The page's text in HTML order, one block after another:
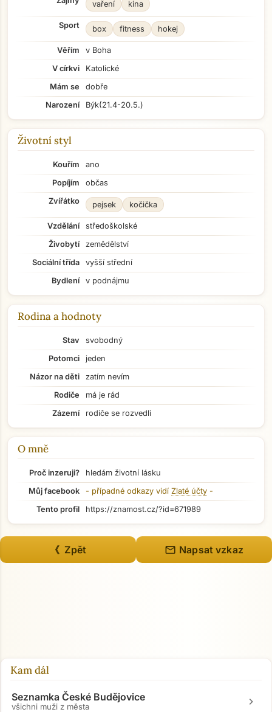
vaření kina
Sport box fitness hokej
Věřím
v Boha
V církvi
Katolické
Mám se
dobře
Narození
Býk(21.4-20.5.)
Životní styl
Kouřím
ano
Popíjím
občas
Zvířátko
pejsek kočička
Vzdělání
středoškolské
Živobytí
zemědělství
Sociální třída
vyšší střední
Bydlení
v podnájmu
Rodina a hodnoty
Stav
svobodný
Potomci
jeden
Názor na děti
zatím nevím
Rodiče
má je rád
Zázemí
rodiče se rozvedli
O mně
Proč inzeruji?
hledám životní lásku
Můj facebook
- případné odkazy vidí Zlaté účty -
Tento profil
https://znamost.cz/?id=671989
《 Zpět mail Napsat vzkaz
Kam dál
Seznamka České Budějovice
všichni muži z města chevron_right